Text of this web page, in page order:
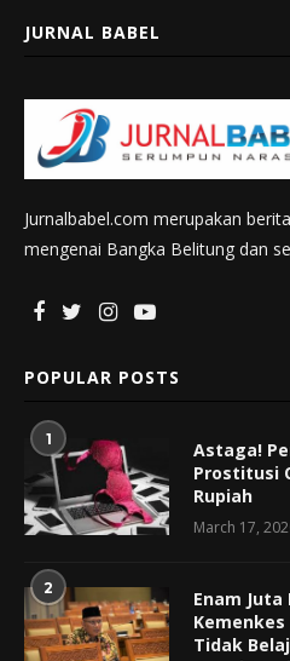
JURNAL BABEL
Jurnalbabel.com merupakan
mengenai Bangka Belitung dan
POPULAR POSTS
1
Astaga!
Prostitusi
Rupiah
March 17,
2
Enam
Kemenkes
Tidak